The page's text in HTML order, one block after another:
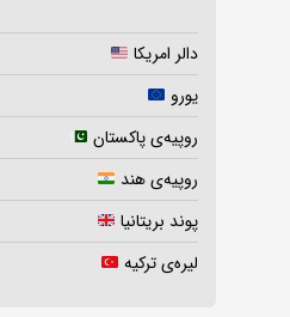
دالر امریکا
یورو
روپیه‌ی پاکستان
روپیه‌ی هند
پوند بریتانیا
لیره‌ی ترکیه